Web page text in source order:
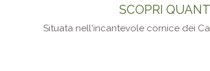
SCOPRI
Situata nell'incantevole cornice dei